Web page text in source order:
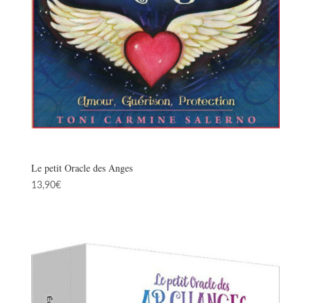
Le petit Oracle des Anges
13,90€